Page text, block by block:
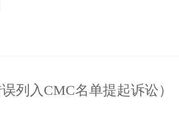
列入CMC名单提起诉讼）